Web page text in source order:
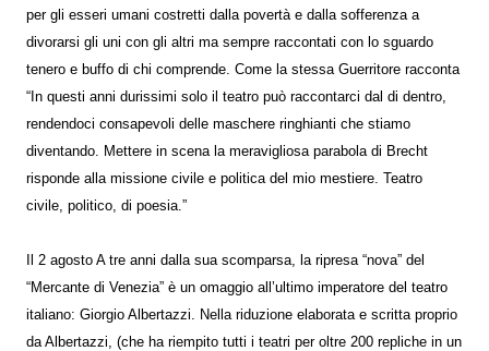
per gli esseri umani costretti dalla povertà e dalla sofferenza a
divorarsi gli uni con gli altri ma sempre raccontati con lo sguardo
tenero e buffo di chi comprende. Come la stessa Guerritore racconta
“In questi anni durissimi solo il teatro può raccontarci dal di dentro,
rendendoci consapevoli delle maschere ringhianti che stiamo
diventando. Mettere in scena la meravigliosa parabola di Brecht
risponde alla missione civile e politica del mio mestiere. Teatro
civile, politico, di poesia.”
Il 2 agosto A tre anni dalla sua scomparsa, la ripresa “nova” del
“Mercante di Venezia” è un omaggio all’ultimo imperatore del teatro
italiano: Giorgio Albertazzi. Nella riduzione elaborata e scritta proprio
da Albertazzi, (che ha riempito tutti i teatri per oltre 200 repliche in un